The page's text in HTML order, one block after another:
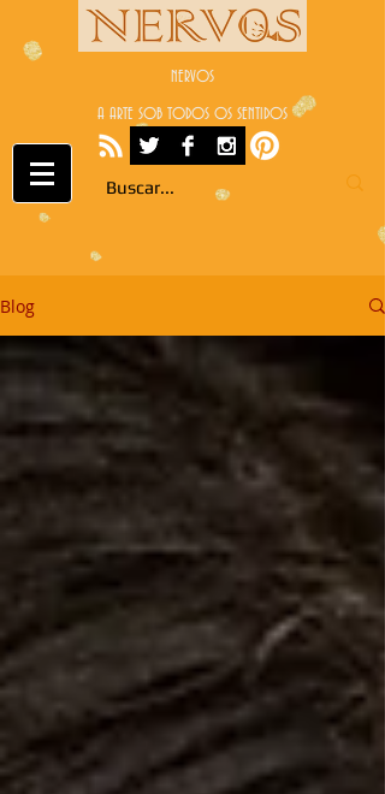
NERVOS
A ARTE SOB TODOS OS SENTIDOS
Blog